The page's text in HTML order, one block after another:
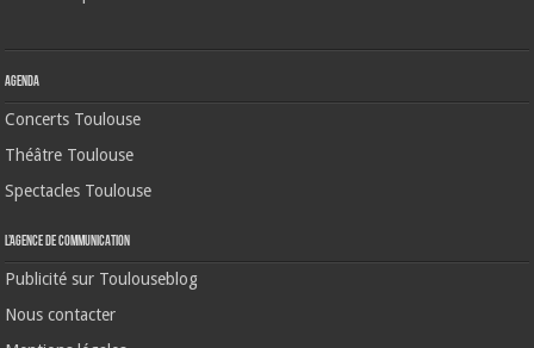
Agenda
Concerts Toulouse
Théâtre Toulouse
Spectacles Toulouse
L’agence de communication
Publicité sur Toulouseblog
Nous contacter